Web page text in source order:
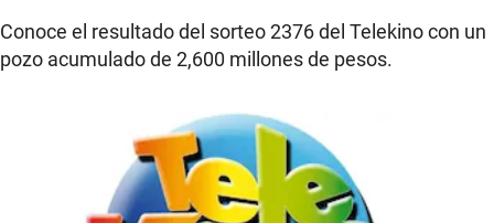
Conoce el resultado del sorteo 2376 del Telekino con un
pozo acumulado de 2,600 millones de pesos.